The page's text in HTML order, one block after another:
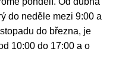
do neděle mezi 9:00 a
do března, je
10:00 do 17:00 a o